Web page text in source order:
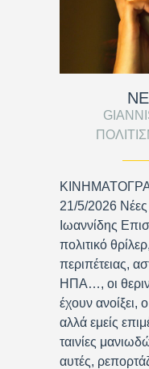
21/5/2026 Νέες
Ιωαννίδης
πολιτικό
περιπέτειας,
ΗΠΑ…, οι
έχουν ανοίξει,
αλλά εμείς
ταινίες
αυτές,